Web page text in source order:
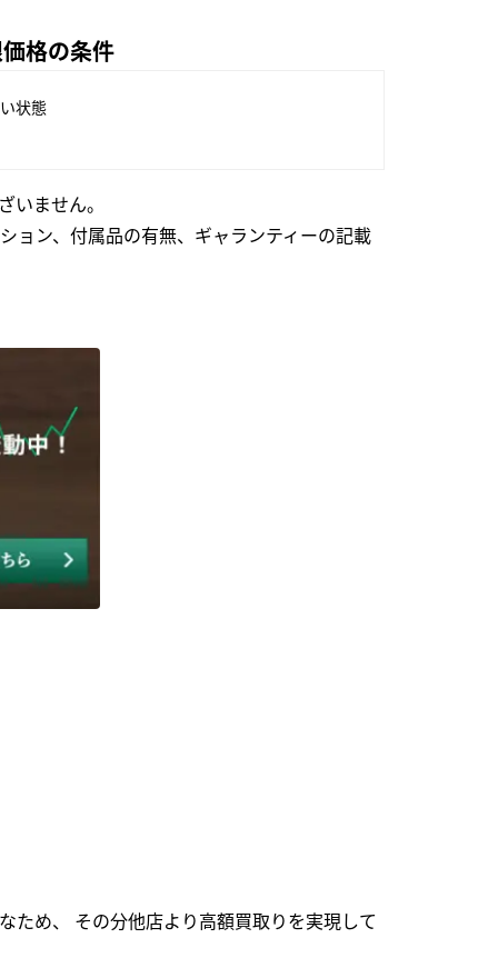
格の条件
状態
いません。
ョン、付属品の有無、ギャランティーの記載
ため、 その分他店より高額買取りを実現して